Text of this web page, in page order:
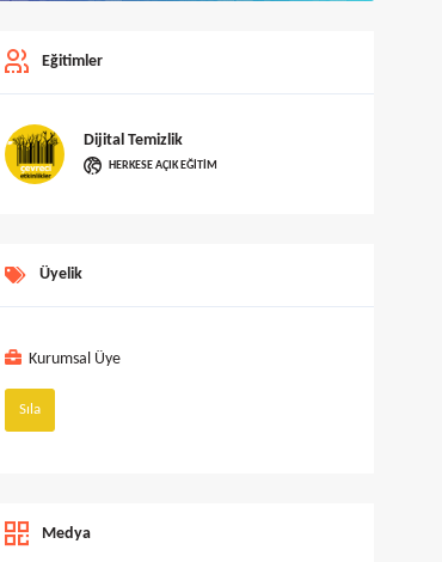
Eğitimler
Dijital Temizlik
HERKESE AÇIK EĞITIM
Üyelik
Kurumsal Üye
Sıla
Medya